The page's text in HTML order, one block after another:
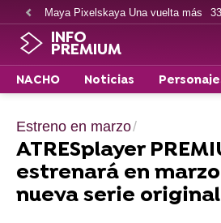
Maya Pixelskaya Una vuelta más
INFO
PREMIUM
NACHO Noticias
Estreno en marzo
ATRESplayer
estrenará en marzo
nueva serie original